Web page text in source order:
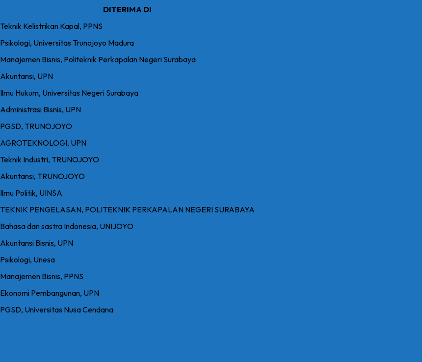
DITERIMA DI
Teknik Kelistrikan Kapal, PPNS
Psikologi, Universitas Trunojoyo Madura
Manajemen Bisnis, Politeknik Perkapalan Negeri Surabaya
Akuntansi, UPN
Ilmu Hukum, Universitas Negeri Surabaya
Administrasi Bisnis, UPN
PGSD, TRUNOJOYO
AGROTEKNOLOGI, UPN
Teknik Industri, TRUNOJOYO
Akuntansi, TRUNOJOYO
Ilmu Politik, UINSA
TEKNIK PENGELASAN, POLITEKNIK PERKAPALAN NEGERI SURABAYA
Bahasa dan sastra Indonesia, UNIJOYO
Akuntansi Bisnis, UPN
Psikologi, Unesa
Manajemen Bisnis, PPNS
Ekonomi Pembangunan, UPN
PGSD, Universitas Nusa Cendana